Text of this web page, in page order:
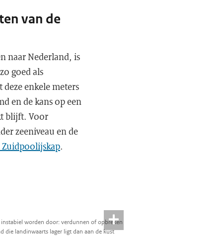
van de
naar Nederland, is
goed als
enkele meters
en de kans op een
blijft. Voor
zeeniveau en de
Zuidpoolijskap.
worden door: verdunnen of opbreken
die landinwaarts lager ligt dan aan de kust